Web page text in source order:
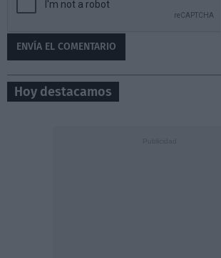
Hoy destacamos